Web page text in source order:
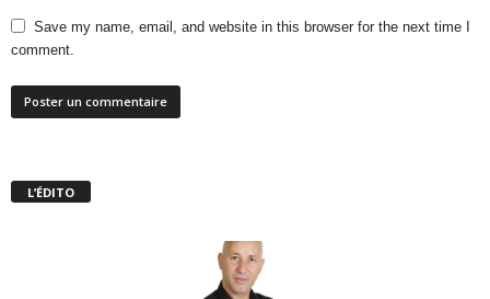
Save my name, email, and website in this browser for the next time I
comment.
L’ÉDITO